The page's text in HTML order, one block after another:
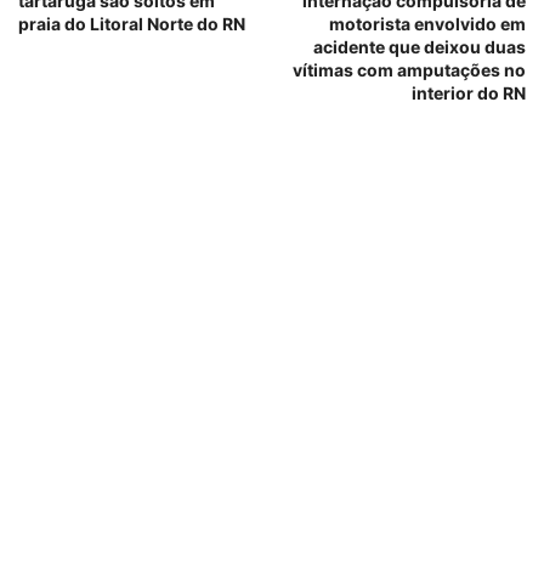
praia do Litoral Norte do RN
motorista envolvido em
acidente que deixou duas
vítimas com amputações no
interior do RN